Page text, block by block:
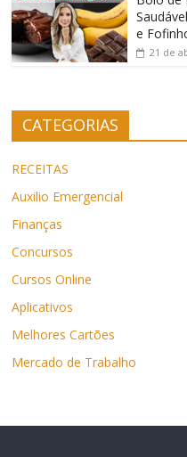
e
21 de
CATEGORIAS
RECEITAS
Auxilio Emergencial
Finanças
Concursos
Cursos Online
Aplicativos
Melhores Cartões
Mercado de Trabalho